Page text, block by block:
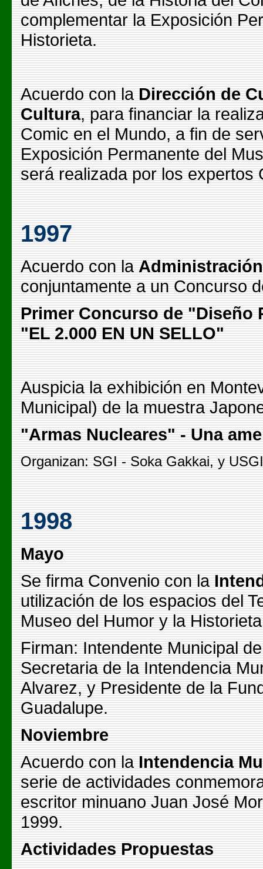
complementar la Exposición
Historieta.
Acuerdo con la Dirección de
Cultura, para financiar la
Comic en el Mundo, a fin de
Exposición Permanente del
será realizada por los expertos
1997
Acuerdo con la
conjuntamente a un Concurso
Primer Concurso de "Diseño
"EL 2.000 EN UN SELLO"
Auspicia la exhibición en
Municipal) de la muestra
"Armas Nucleares" - Una
Organizan: SGI - Soka Gakkai, y
1998
Mayo
Se firma Convenio con la
utilización de los espacios del
Museo del Humor y la
Firman: Intendente Municipal
Secretaria de la Intendencia
Alvarez, y Presidente de la
Guadalupe.
Noviembre
Acuerdo con la Intendencia
serie de actividades
escritor minuano Juan José
1999.
Actividades Propuestas